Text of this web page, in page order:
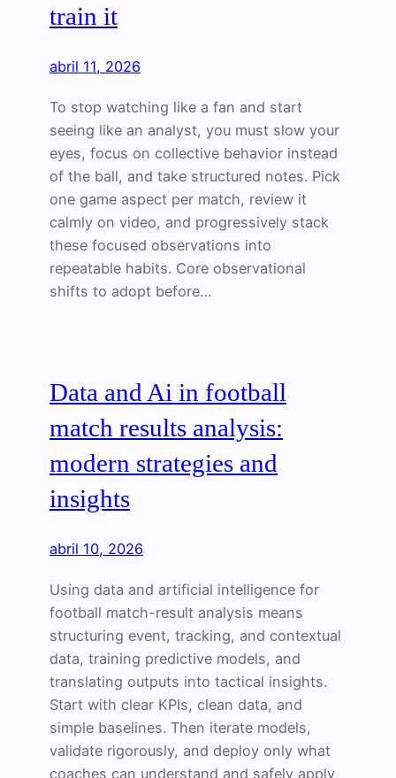
train it
abril 11, 2026
To stop watching like a fan and start
seeing like an analyst, you must slow your
eyes, focus on collective behavior instead
of the ball, and take structured notes. Pick
one game aspect per match, review it
calmly on video, and progressively stack
these focused observations into
repeatable habits. Core observational
shifts to adopt before…
Data and Ai in football
match results analysis:
modern strategies and
insights
abril 10, 2026
Using data and artificial intelligence for
football match-result analysis means
structuring event, tracking, and contextual
data, training predictive models, and
translating outputs into tactical insights.
Start with clear KPIs, clean data, and
simple baselines. Then iterate models,
validate rigorously, and deploy only what
coaches can understand and safely apply